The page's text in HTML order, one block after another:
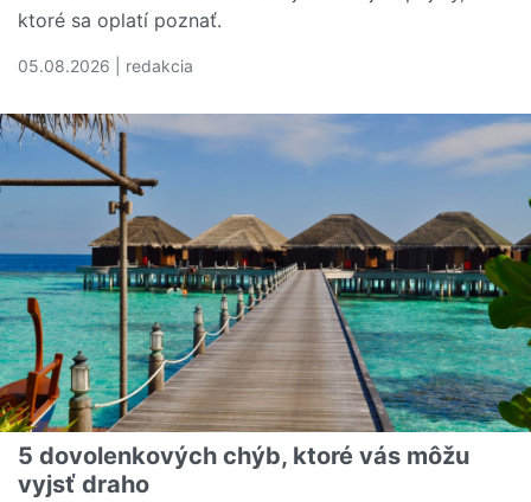
ktoré sa oplatí poznať.
05.08.2026 | redakcia
5 dovolenkových chýb, ktoré vás môžu
vyjsť draho